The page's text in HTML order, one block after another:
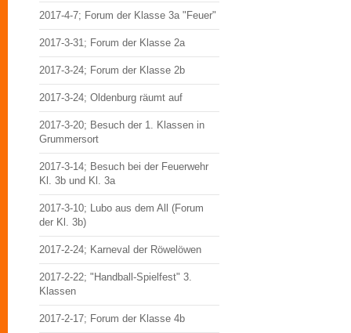
2017-4-7; Forum der Klasse 3a "Feuer"
2017-3-31; Forum der Klasse 2a
2017-3-24; Forum der Klasse 2b
2017-3-24; Oldenburg räumt auf
2017-3-20; Besuch der 1. Klassen in
Grummersort
2017-3-14; Besuch bei der Feuerwehr
Kl. 3b und Kl. 3a
2017-3-10; Lubo aus dem All (Forum
der Kl. 3b)
2017-2-24; Karneval der Röwelöwen
2017-2-22; "Handball-Spielfest" 3.
Klassen
2017-2-17; Forum der Klasse 4b